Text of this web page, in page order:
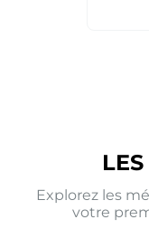
Explorez les
votre